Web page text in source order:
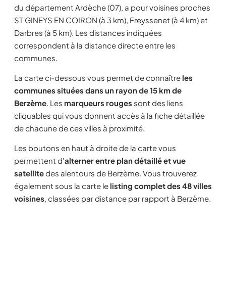
du département Ardèche (07), a pour voisines proches
ST GINEYS EN COIRON (à 3 km), Freyssenet (à 4 km) et
Darbres (à 5 km). Les distances indiquées
correspondent à la distance directe entre les
communes.
La carte ci-dessous vous permet de connaître les
communes situées dans un rayon de 15 km de
Berzème. Les marqueurs rouges sont des liens
cliquables qui vous donnent accès à la fiche détaillée
de chacune de ces villes à proximité.
Les boutons en haut à droite de la carte vous
permettent d'alterner entre plan détaillé et vue
satellitedes alentours de Berzème. Vous trouverez
également sous la carte le listing complet des 48 villes
voisines, classées par distance par rapport à Berzème.